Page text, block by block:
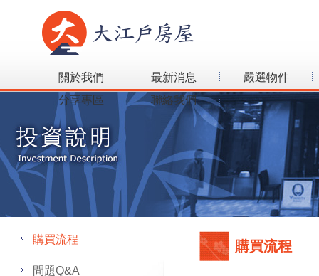
關於我們 最新消息
嚴選物件
分享專區
聯絡我們
購買流程
問題Q&A
購買流程